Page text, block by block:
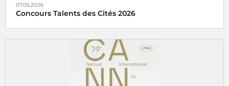
07.05.2026
Concours Talents des Cités 2026
Radio France partenaire du concours Talents des Cités